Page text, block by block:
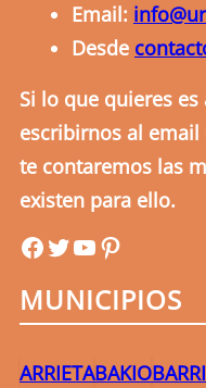
Email:
Desde
Si lo que quieres
escribirnos al
te contaremos las
existen para ello.
uribefmuribefmYouTube Pinterest
MUNICIPIOS
ARRIETABAKIO